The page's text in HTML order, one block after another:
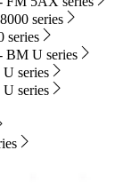
series
series
BM U series
series
series